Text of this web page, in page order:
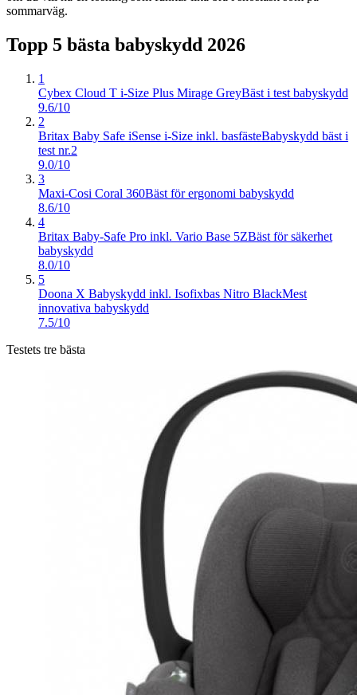
sommarväg.
Topp 5 bästa babyskydd 2026
1
Cybex Cloud T i-Size Plus Mirage GreyBäst i test babyskydd
9.6/10
2
Britax Baby Safe iSense i-Size inkl. basfästeBabyskydd bäst i
test nr.2
9.0/10
3
Maxi-Cosi Coral 360Bäst för ergonomi babyskydd
8.6/10
4
Britax Baby-Safe Pro inkl. Vario Base 5ZBäst för säkerhet
babyskydd
8.0/10
5
Doona X Babyskydd inkl. Isofixbas Nitro BlackMest
innovativa babyskydd
7.5/10
Testets tre bästa